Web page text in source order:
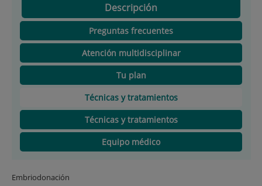
Descripción
Preguntas frecuentes
Atención multidisciplinar
Tu plan
Técnicas y tratamientos
Técnicas y tratamientos
Equipo médico
Embriodonación